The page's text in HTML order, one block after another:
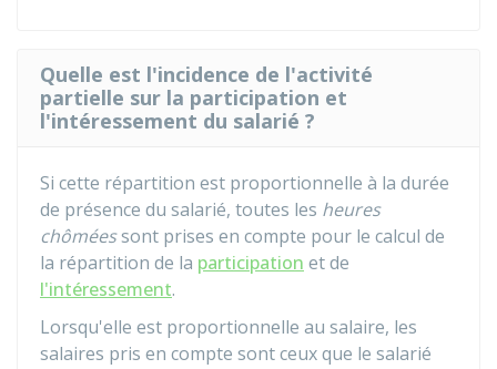
Quelle est l'incidence de l'activité
partielle sur la participation et
l'intéressement du salarié ?
Si cette répartition est proportionnelle à la durée
de présence du salarié, toutes les heures
chôméessont prises en compte pour le calcul de
la répartition de la participation et de
l'intéressement.
Lorsqu'elle est proportionnelle au salaire, les
salaires pris en compte sont ceux que le salarié